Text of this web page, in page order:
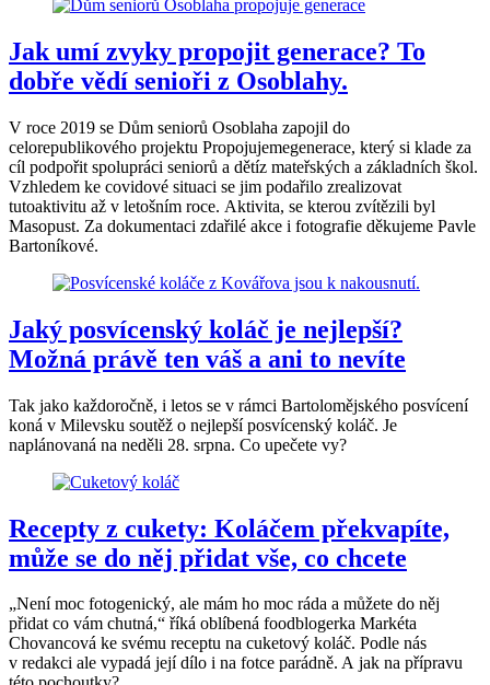
Jak umí zvyky propojit generace? To
dobře vědí senioři z Osoblahy.
V roce 2019 se Dům seniorů Osoblaha zapojil do
celorepublikového projektu Propojujemegenerace, který si klade za
cíl podpořit spolupráci seniorů a dětíz mateřských a základních škol.
Vzhledem ke covidové situaci se jim podařilo zrealizovat
tutoaktivitu až v letošním roce. Aktivita, se kterou zvítězili byl
Masopust. Za dokumentaci zdařilé akce i fotografie děkujeme Pavle
Bartoníkové.
Jaký posvícenský koláč je nejlepší?
Možná právě ten váš a ani to nevíte
Tak jako každoročně, i letos se v rámci Bartolomějského posvícení
koná v Milevsku soutěž o nejlepší posvícenský koláč. Je
naplánovaná na neděli 28. srpna. Co upečete vy?
Recepty z cukety: Koláčem překvapíte,
může se do něj přidat vše, co chcete
„Není moc fotogenický, ale mám ho moc ráda a můžete do něj
přidat co vám chutná,“ říká oblíbená foodblogerka Markéta
Chovancová ke svému receptu na cuketový koláč. Podle nás
v redakci ale vypadá její dílo i na fotce parádně. A jak na přípravu